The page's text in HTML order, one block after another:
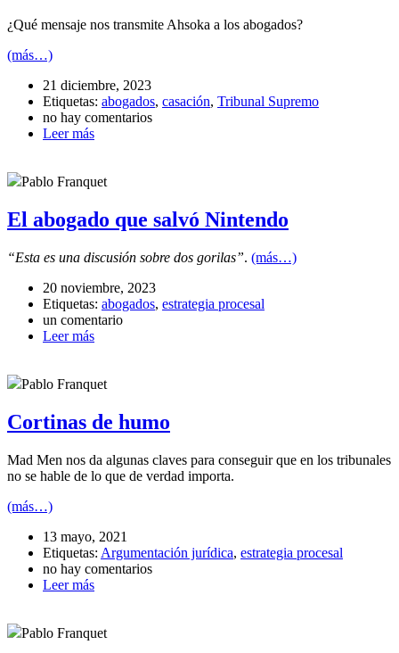
¿Qué mensaje nos transmite Ahsoka a los abogados?
(más…)
21 diciembre, 2023
Etiquetas: abogados, casación, Tribunal Supremo
no hay comentarios
Leer más
Pablo Franquet
El abogado que salvó Nintendo
“Esta es una discusión sobre dos gorilas”. (más…)
20 noviembre, 2023
Etiquetas: abogados, estrategia procesal
un comentario
Leer más
Pablo Franquet
Cortinas de humo
Mad Men nos da algunas claves para conseguir que en los tribunales
no se hable de lo que de verdad importa.
(más…)
13 mayo, 2021
Etiquetas: Argumentación jurídica, estrategia procesal
no hay comentarios
Leer más
Pablo Franquet